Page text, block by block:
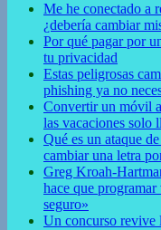
Me he conectado a
¿debería cambiar
Por qué pagar por
tu privacidad
Estas peligrosas
phishing ya no
Convertir un móvil
las vacaciones solo
Qué es un ataque
cambiar una letra
Greg Kroah-
hace que
seguro»
Un concurso revive